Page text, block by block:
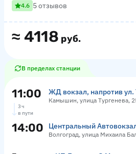
≈ 4118 руб.
4.6 5 отзывов
В пределах станции
11:00 ЖД вокзал, напротив ул.
Камышин, улица Тургенева,
3 ч
в пути
14:00 Центральный
Волгоград, улица Михаила